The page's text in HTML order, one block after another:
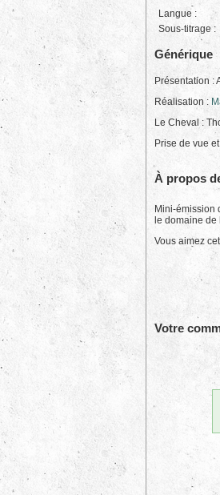
Langue :
Sous-titrage :
Générique
Présentation :
Réalisation :
Le Cheval :
Prise de vue
À propos
Mini-émission
le domaine
Vous aimez
Votre